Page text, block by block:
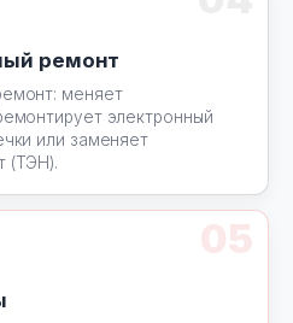
ремонт
меняет
электронный
или заменяет
(ТЭН).